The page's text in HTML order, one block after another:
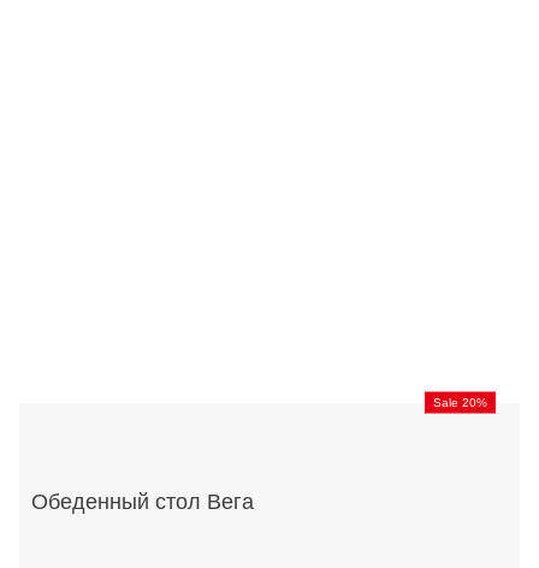
Sale 20%
Обеденный стол Вега